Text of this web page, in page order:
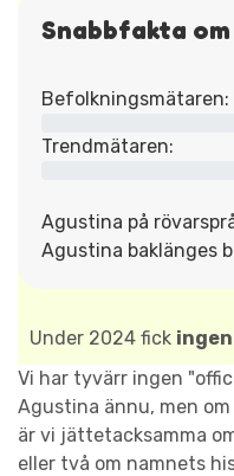
Snabbfakta
Befolkningsmätaren:
Trendmätaren:
Agustina på
Agustina baklänges
Under 2024 fick ingen
Vi har tyvärr ingen
Agustina ännu, men
är vi jättetacksamma
eller två om namnets